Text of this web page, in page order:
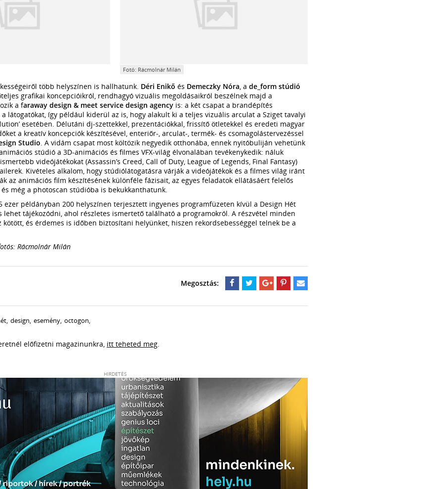
Fotó: Rácmolnár Milán
több helyszínen is hallhatunk. Déri Enikő és Demeczky Nóra, a de_form stúdió
grafikai koncepcióikról, rendhagyó vizuális megoldásaikról beszélnek majd a
a faraway design & meet service design agency is: a két csapat a brandépítés
látogatókat, így például kiderül az is, hogy alakult ki a teljes vizuális arculat a Sziget tavalyi
esetében. Délutáni dj-szettekkel, prezentációkkal, frissítő ötletekkel és eredeti magyar
a kreatív koncepciók készítésével, enteriőr-, arculat-, termék- és csomagolástervezéssel
Studio. A vidám csapat most költözik negyedik otthonába, ennek nyitóbuliján vehetünk
stúdió a 3D-animációs és filmes VFX-világ élvonalában tevékenykedik: náluk
videójátékokat (Assassin’s Creed, Call of Duty, League of Legends, Final Fantasy)
Kivételes alkalom, hogy stúdiólátogatásra várják a videójátékok és a filmes világ iránt
az animációs film készítésének különféle fázisait, az egyes feladatok ellátásáért felelős
még a photoscan stúdióba is bekukkanthatunk.
ezer példányban 200 helyszínen terjesztett ingyenes programfüzeten kívül a Design Hét
lehet tájékozódni, ahol részletes ismertető található a programokról. A részvétel minden
és érdemes is időben biztosítani helyünket, hiszen rekordsebességgel telnek be a
Rácmolnár Milán
, design, esemény, octogon,
előfizetni magazinunkra, itt teheted meg.
HIRDETÉS